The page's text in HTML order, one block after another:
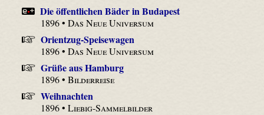
Die öffentlichen Bäder in Budapest
1896 •Das Neue Universum
Orientzug-Speisewagen
1896 •Das Neue Universum
Grüße aus Hamburg
1896 •Bilderreise
Weihnachten
1896 •Liebig-Sammelbilder